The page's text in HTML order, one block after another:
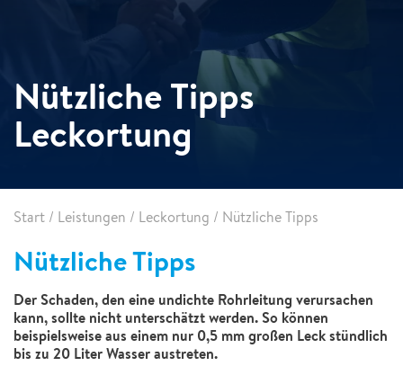
Nützliche Tipps
Leckortung
Start / Leistungen / Leckortung / Nützliche Tipps
Nützliche Tipps
Der Schaden, den eine undichte Rohrleitung verursachen
kann, sollte nicht unterschätzt werden. So können
beispielsweise aus einem nur 0,5 mm großen Leck stündlich
bis zu 20 Liter Wasser austreten.